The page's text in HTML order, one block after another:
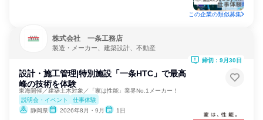
この企業の類似募集
株式会社 一条工務店
製造・メーカー、建築設計、不動産
設計・施工管理|特別施設「一条HTC」で最高
峰の技術を体験
東海開催／建築土木対象／「家は性能」業界No.1メーカー！
説明会・イベント
仕事体験
静岡県
2026年8月・9月 1日
締切：9月30日